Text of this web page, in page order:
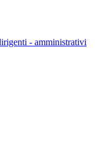
- amministrativi